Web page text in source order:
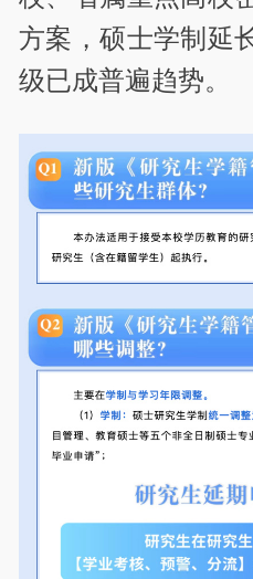
方案，硕士学制延
级已成普遍趋势。